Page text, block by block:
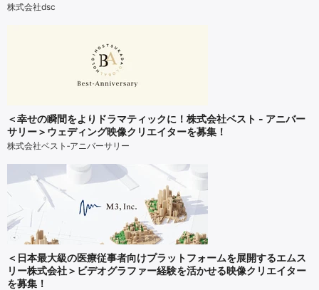
株式会社dsc
＜幸せの瞬間をよりドラマティックに！株式会社ベスト - アニバー
サリー＞ウェディング映像クリエイターを募集！
株式会社ベスト‐アニバーサリー
＜日本最大級の医療従事者向けプラットフォームを展開するエムス
リー株式会社＞ビデオグラファー経験を活かせる映像クリエイター
を募集！